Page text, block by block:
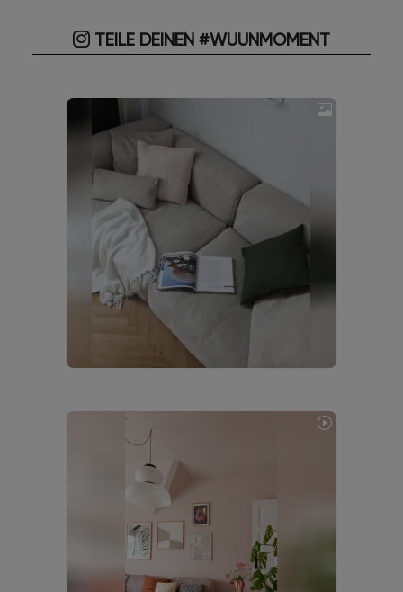
TEILE DEINEN #WUUNMOMENT